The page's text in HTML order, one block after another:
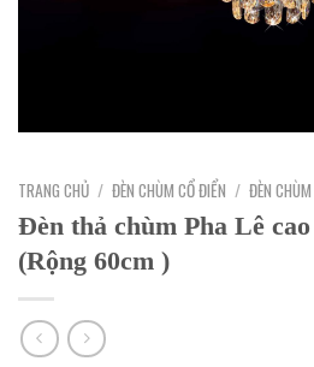
TRANG CHỦ / ĐÈN CHÙM CỔ ĐIỂN / ĐÈN
Đèn thả chùm Pha Lê
(Rộng 60cm )